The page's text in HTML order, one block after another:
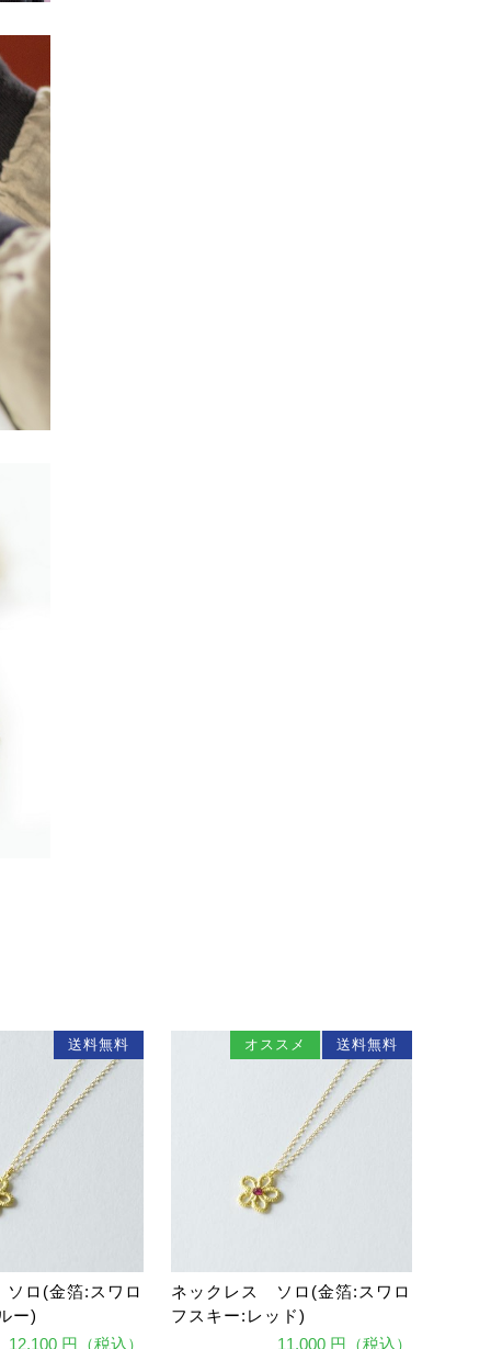
送料無料
ロ(金箔:スワロ
ー)
12,100 円（税込）
オススメ 送料無料
ネックレス ソロ(金箔:スワロ
フスキー:レッド)
11,000 円（税込）